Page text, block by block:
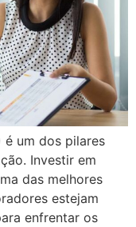
é um dos pilares
Investir em
das melhores
estejam
enfrentar os